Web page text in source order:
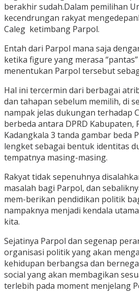
berakhir sudah.Dalam pemilihan
kecendrungan rakyat
Caleg ketimbang Parpol.
Entah dari Parpol mana saja
ketika figure yang merasa
menentukan Parpol tersebut
Hal ini tercermin dari berbagai
dan tahapan sebelum memilih, di
nampak jelas dukungan terhadap
berbeda antara DPRD Kabupaten,
Kadangkala 3 tanda gambar beda
lengket sebagai bentuk identitas
tempatnya masing-masing.
Rakyat tidak sepenuhnya
masalah bagi Parpol, dan
mem-berikan pendidikan politik
nampaknya menjadi kendala
kita.
Sejatinya Parpol dan segenap
organisasi politik yang akan
kehidupan berbangsa dan
social yang akan membagikan
terlebih pada moment menjelang